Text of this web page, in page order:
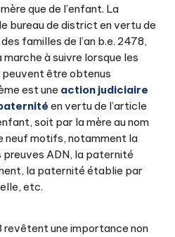
que de l’enfant. La
bureau de district en vertu de
familles de l’an b.e. 2478,
à suivre lorsque les
peuvent être obtenus
est une action judiciaire
en vertu de l’article
soit par la mère au nom
neuf motifs, notamment la
ADN, la paternité
la paternité établie par
etc.
une importance non